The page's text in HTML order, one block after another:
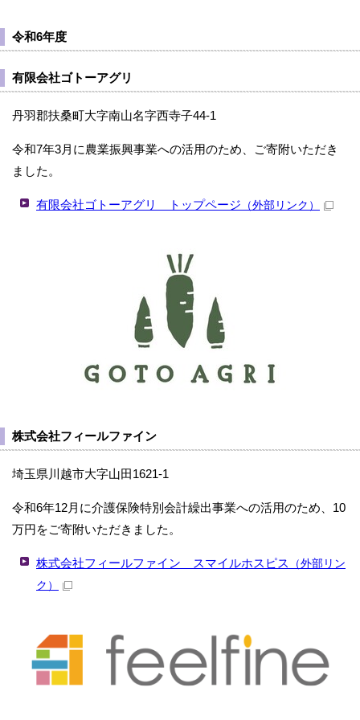
令和6年度
有限会社ゴトーアグリ
丹羽郡扶桑町大字南山名字西寺子44-1
令和7年3月に農業振興事業への活用のため、ご寄附いただき
ました。
有限会社ゴトーアグリ トップページ （外部リンク）
株式会社フィールファイン
埼玉県川越市大字山田1621-1
令和6年12月に介護保険特別会計繰出事業への活用のため、10
万円をご寄附いただきました。
株式会社フィールファイン スマイルホスピス
（外部リン
ク）